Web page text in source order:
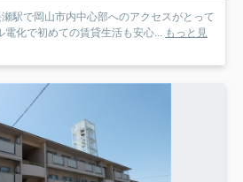
駅で岡山市内中心部へのアクセスがとって
電化で初めての賃貸生活も安心... もっと見